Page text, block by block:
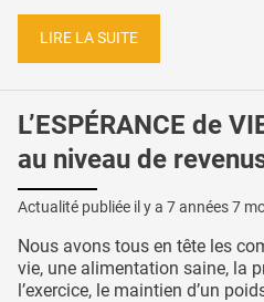
LIRE LA SUITE
L’ESPÉRANCE de
au niveau de
Actualité publiée il y a 7 années 7
Nous avons tous en tête les
vie, une alimentation saine, la
l’exercice, le maintien d’un